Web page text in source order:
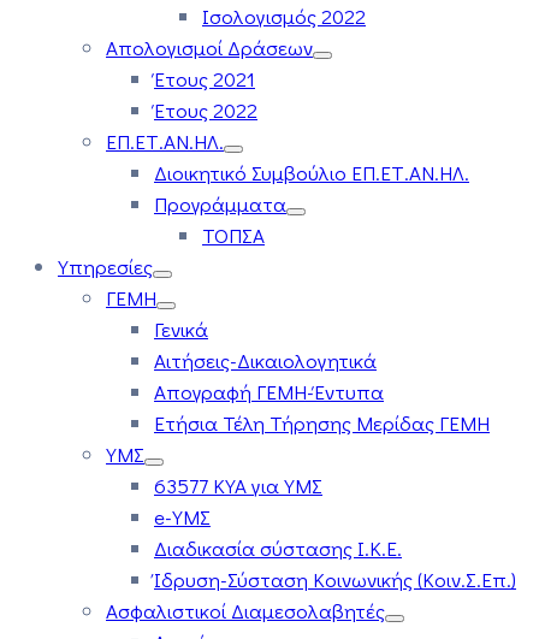
Ισολογισμός 2022
Απολογισμοί Δράσεων
Έτους 2021
Έτους 2022
ΕΠ.ΕΤ.ΑΝ.ΗΛ.
Διοικητικό Συμβούλιο ΕΠ.ΕΤ.ΑΝ.ΗΛ.
Προγράμματα
ΤΟΠΣΑ
Υπηρεσίες
ΓΕΜΗ
Γενικά
Αιτήσεις-Δικαιολογητικά
Απογραφή ΓΕΜΗ-Έντυπα
Ετήσια Τέλη Τήρησης Μερίδας ΓΕΜΗ
ΥΜΣ
63577 ΚΥΑ για ΥΜΣ
e-ΥΜΣ
Διαδικασία σύστασης Ι.Κ.Ε.
Ίδρυση-Σύσταση Κοινωνικής (Κοιν.Σ.Επ.)
Ασφαλιστικοί Διαμεσολαβητές